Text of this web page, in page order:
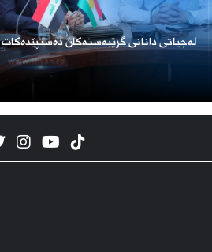
لەجیاتی دانانی گرێبەستەکان دەستپێدەکات